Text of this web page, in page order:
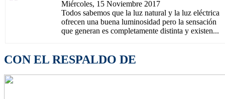
Miércoles, 15 Noviembre 2017
Todos sabemos que la luz natural y la luz eléctrica
ofrecen una buena luminosidad pero la sensación
que generan es completamente distinta y existen...
CON EL RESPALDO DE